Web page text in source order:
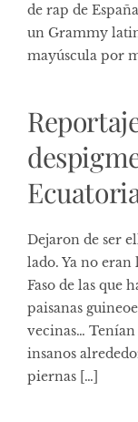
de rap de
un Grammy
mayúscula por
Dejaron de ser
lado. Ya no eran
Faso de las que
paisanas
vecinas…
insanos
piernas […]